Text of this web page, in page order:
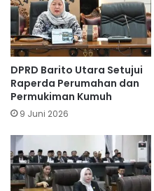
DPRD Barito Utara Setujui
Raperda Perumahan dan
Permukiman Kumuh
9 Juni 2026